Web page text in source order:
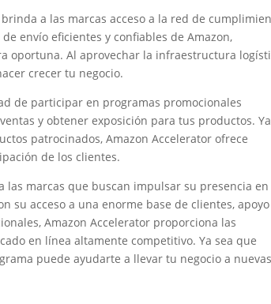
a las marcas acceso a la red de
envío eficientes y confiables de Amazon,
oportuna. Al aprovechar la infraestructura
crecer tu negocio.
de participar en programas promocionales
y obtener exposición para tus productos.
patrocinados, Amazon Accelerator ofrece
de los clientes.
las marcas que buscan impulsar su presencia en
su acceso a una enorme base de clientes,
Amazon Accelerator proporciona las
en línea altamente competitivo. Ya sea que
puede ayudarte a llevar tu negocio a nuevas